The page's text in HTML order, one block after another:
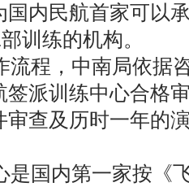
内民航首家可以
训练的机构。
程，中南局依据
签派训练中心合格
查及历时一年的
国内第一家按《